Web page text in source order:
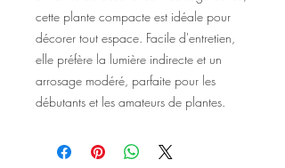
cette plante compacte est idéale pour
décorer tout espace. Facile d'entretien,
elle préfère la lumière indirecte et un
arrosage modéré, parfaite pour les
débutants et les amateurs de plantes.